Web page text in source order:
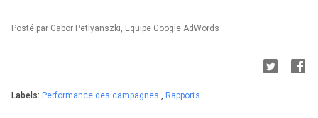
Posté par Gabor Petlyanszki, Equipe Google AdWords
Labels: Performance des campagnes , Rapports